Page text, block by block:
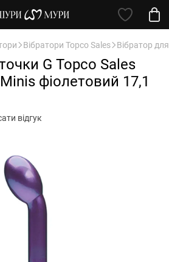
Вібратори Topco Sales Вібратор
G Topco Sales
фіолетовий 17,1
відгук